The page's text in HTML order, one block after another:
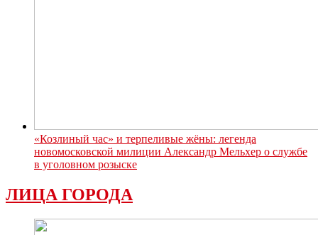
«Козлиный час» и терпеливые жёны: легенда
новомосковской милиции Александр Мельхер о службе
в уголовном розыске
ЛИЦА ГОРОДА